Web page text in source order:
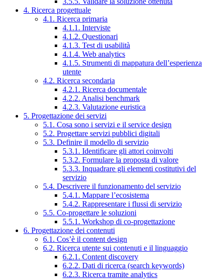
4. Ricerca progettuale
4.1. Ricerca primaria
4.1.1. Interviste
4.1.2. Questionari
4.1.3. Test di usabilità
4.1.4. Web analytics
4.1.5. Strumenti di mappatura dell’esperienza
utente
4.2. Ricerca secondaria
4.2.1. Ricerca documentale
4.2.2. Analisi benchmark
4.2.3. Valutazione euristica
5. Progettazione dei servizi
5.1. Cosa sono i servizi e il service design
5.2. Progettare servizi pubblici digitali
5.3. Definire il modello di servizio
5.3.1. Identificare gli attori coinvolti
5.3.2. Formulare la proposta di valore
5.3.3. Inquadrare gli elementi costitutivi del
servizio
5.4. Descrivere il funzionamento del servizio
5.4.1. Mappare l’ecosistema
5.4.2. Rappresentare i flussi di servizio
5.5. Co-progettare le soluzioni
5.5.1. Workshop di co-progettazione
6. Progettazione dei contenuti
6.1. Cos’è il content design
6.2. Ricerca utente sui contenuti e il linguaggio
6.2.1. Content discovery
6.2.2. Dati di ricerca (search keywords)
6.2.3. Ricerca tramite analytics